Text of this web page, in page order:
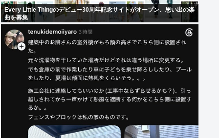
Every Little Thingのデビュー30周年記念サイトがオープン、思い出の楽
曲を募集